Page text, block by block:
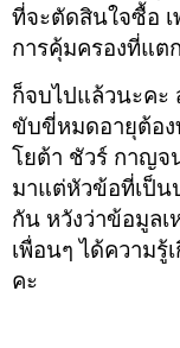
ที่จะตัดสินใจซื้อ เ
การคุ้มครองที่แต
ก็จบไปแล้วนะคะ
ขับขี่หมดอายุต้อง
โยต้า ชัวร์ กาญจ
มาแต่หัวข้อที่เป็น
กัน หวังว่าข้อมูล
เพื่อนๆ ได้ความรู้
คะ